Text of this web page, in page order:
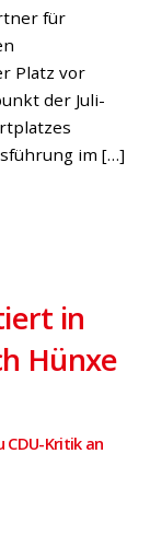
,Land
noch in
der
der L1
erfreut
erster